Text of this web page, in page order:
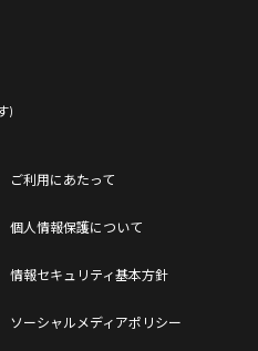
)
ご利用にあたって
個人情報保護について
情報セキュリティ基本方針
ソーシャルメディアポリシー